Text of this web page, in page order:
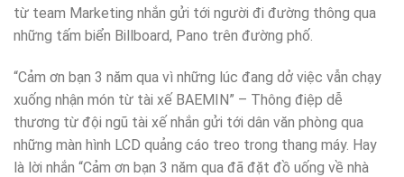
từ team Marketing nhắn gửi tới người đi đường thông qua
những tấm biển Billboard, Pano trên đường phố.
“Cảm ơn bạn 3 năm qua vì những lúc đang dở việc vẫn chạy
xuống nhận món từ tài xế BAEMIN” – Thông điệp dễ
thương từ đội ngũ tài xế nhắn gửi tới dân văn phòng qua
những màn hình LCD quảng cáo treo trong thang máy. Hay
là lời nhắn “Cảm ơn bạn 3 năm qua đã đặt đồ uống về nhà